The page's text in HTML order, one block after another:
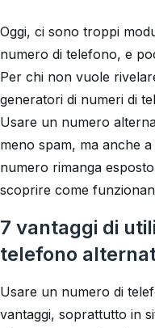
Oggi, ci sono troppi
numero di telefono, e
Per chi non vuole
generatori di numeri di
Usare un numero
meno spam, ma anche
numero rimanga
scoprire come
7 vantaggi di
telefono
Usare un numero di
vantaggi, soprattutto in